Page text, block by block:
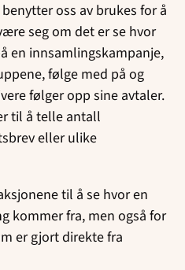
oss av brukes for å
seg om det er se hvor
en innsamlingskampanje,
følge med på og
følger opp sine avtaler.
til å telle antall
eller ulike
til å se hvor en
kommer fra, men også for
er gjort direkte fra